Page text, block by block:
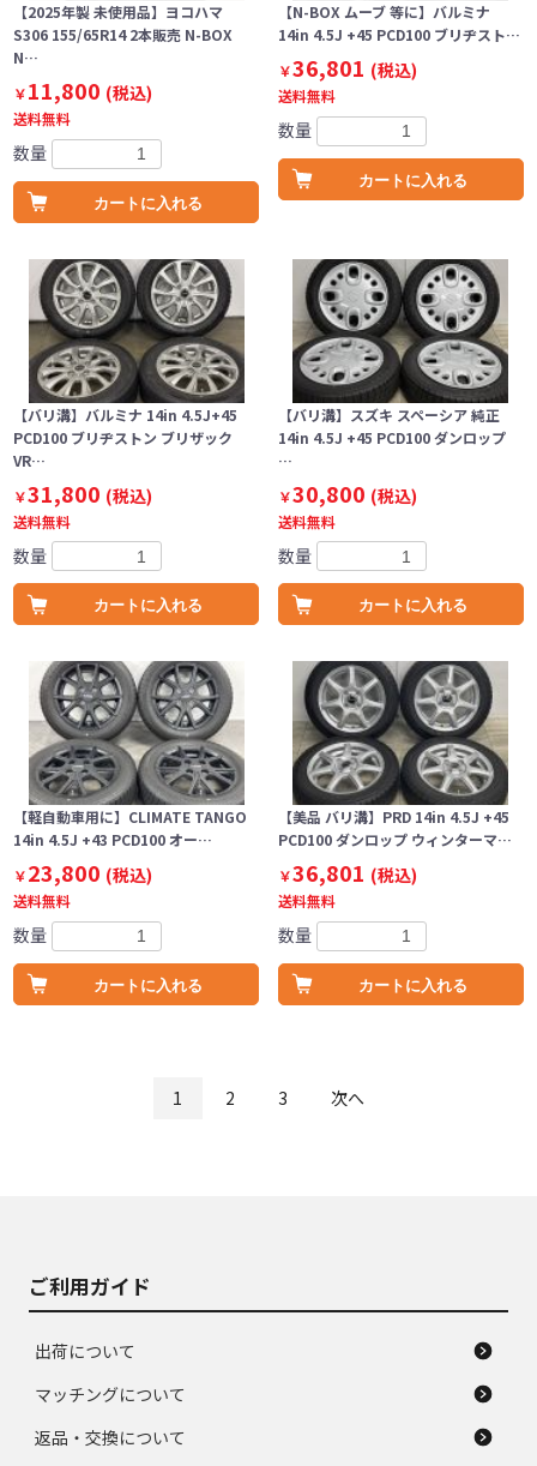
【2025年製 未使用品】ヨコハマ
S306 155/65R14 2本販売 N-BOX
N…
￥11,800 (税込)
送料無料
数量
カートに入れる
【N-BOX ムーブ 等に】バルミナ
14in 4.5J +45 PCD100 ブリヂスト…
￥36,801 (税込)
送料無料
数量
カートに入れる
【バリ溝】バルミナ 14in 4.5J+45
PCD100 ブリヂストン ブリザック
VR…
￥31,800 (税込)
送料無料
数量
カートに入れる
【バリ溝】スズキ スペーシア 純正
14in 4.5J +45 PCD100 ダンロップ
…
￥30,800 (税込)
送料無料
数量
カートに入れる
【軽自動車用に】CLIMATE TANGO
14in 4.5J +43 PCD100 オー…
￥23,800 (税込)
送料無料
数量
カートに入れる
【美品 バリ溝】PRD 14in 4.5J +45
PCD100 ダンロップ ウィンターマ…
￥36,801 (税込)
送料無料
数量
カートに入れる
1 2 3 次へ
ご利用ガイド
出荷について
マッチングについて
返品・交換について